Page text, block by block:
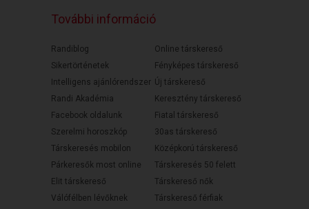
További információ
Randiblog
Sikertörténetek
Intelligens ajánlórendszer
Randi Akadémia
Facebook oldalunk
Szerelmi horoszkóp
Társkeresés mobilon
Párkeresők most online
Elit társkereső
Válófélben lévőknek
Online társkereső
Fényképes társkereső
Új társkereső
Keresztény társkereső
Fiatal társkereső
30as társkereső
Középkorú társkereső
Társkeresés 50 felett
Társkereső nők
Társkereső férfiak